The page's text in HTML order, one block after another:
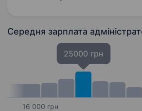
Середня зарплата
16 000 грн
25000 грн